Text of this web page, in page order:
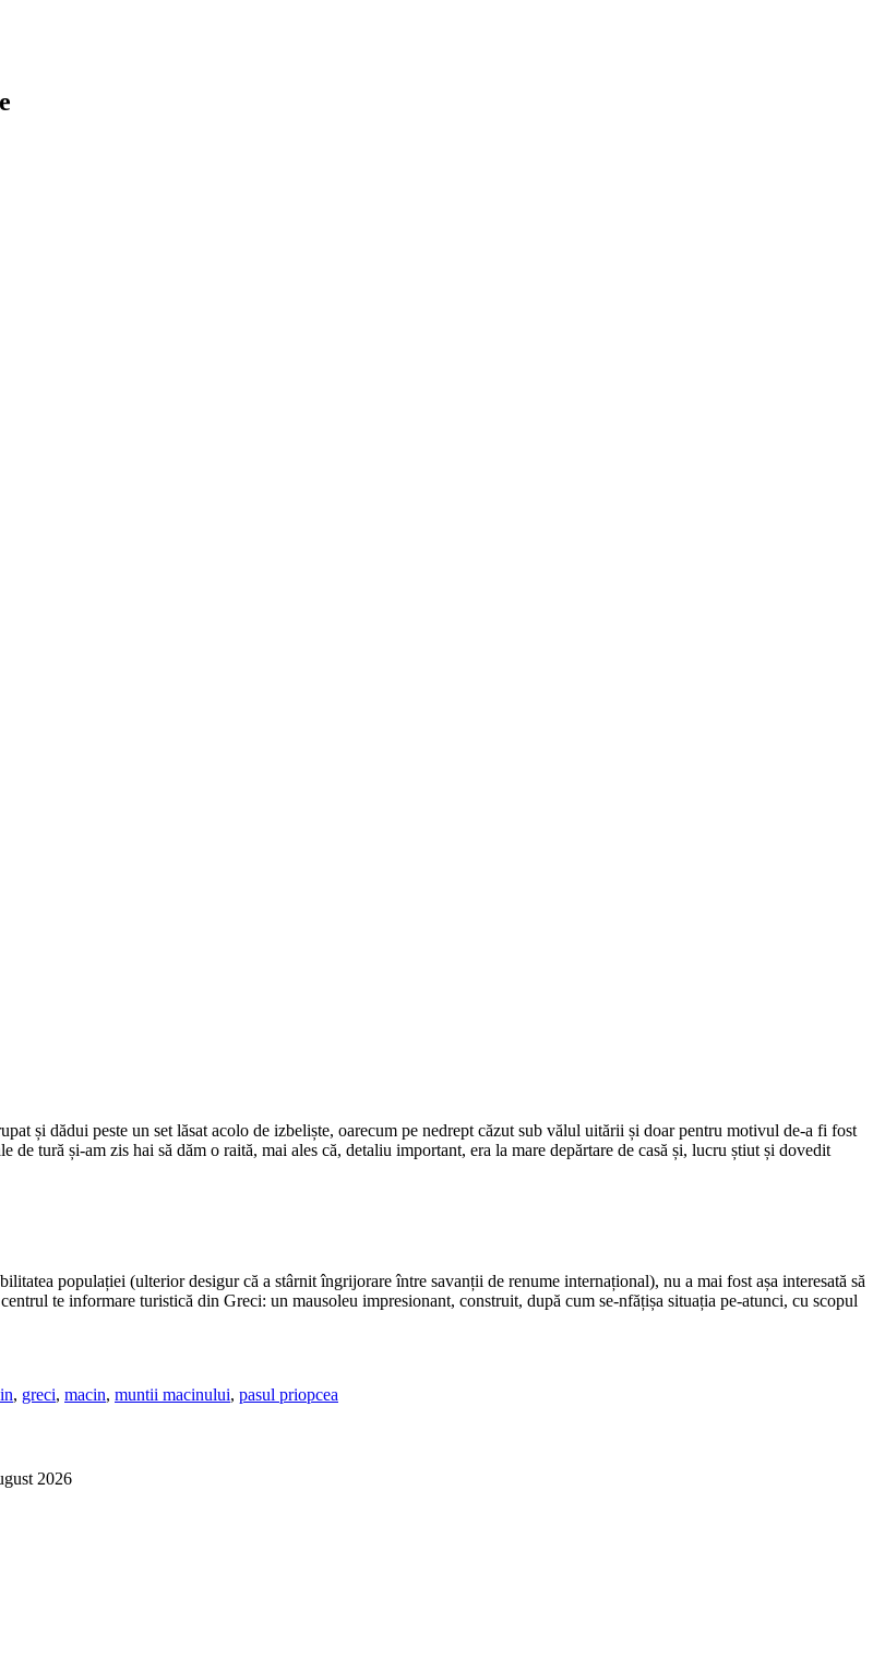
și dădui peste un set lăsat acolo de izbeliște, oarecum pe nedrept căzut sub vălul uitării și doar pentru motivul de-a fi fost
tură și-am zis hai să dăm o raită, mai ales că, detaliu important, era la mare depărtare de casă și, lucru știut și dovedit
populației (ulterior desigur că a stârnit îngrijorare între savanții de renume internațional), nu a mai fost așa interesată să
te informare turistică din Greci: un mausoleu impresionant, construit, după cum se-nfățișa situația pe-atunci, cu scopul
, greci, macin, muntii macinului, pasul priopcea
2026